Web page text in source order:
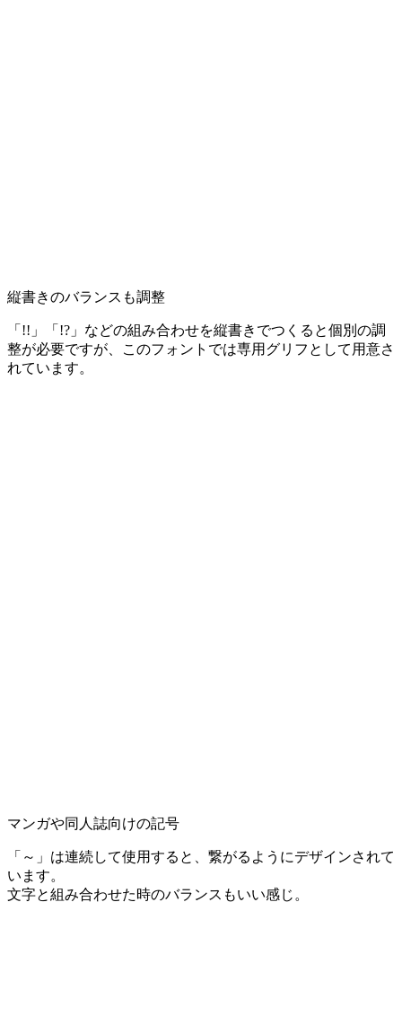
縦書きのバランスも調整
「!!」「!?」などの組み合わせを縦書きでつくると個別の調
整が必要ですが、このフォントでは専用グリフとして用意さ
れています。
マンガや同人誌向けの記号
「～」は連続して使用すると、繋がるようにデザインされて
います。
文字と組み合わせた時のバランスもいい感じ。